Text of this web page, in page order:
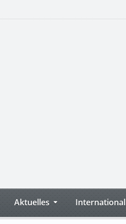
Aktuelles International